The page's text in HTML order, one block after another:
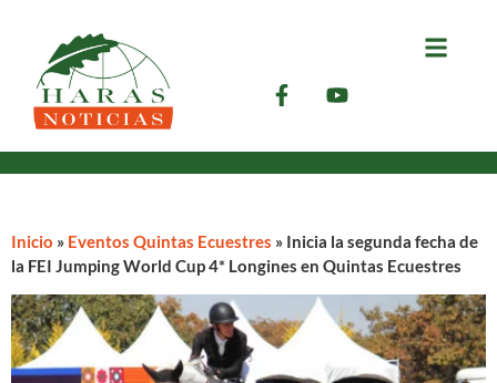
Inicio » Eventos Quintas Ecuestres » Inicia la segunda fecha de
la FEI Jumping World Cup 4* Longines en Quintas Ecuestres